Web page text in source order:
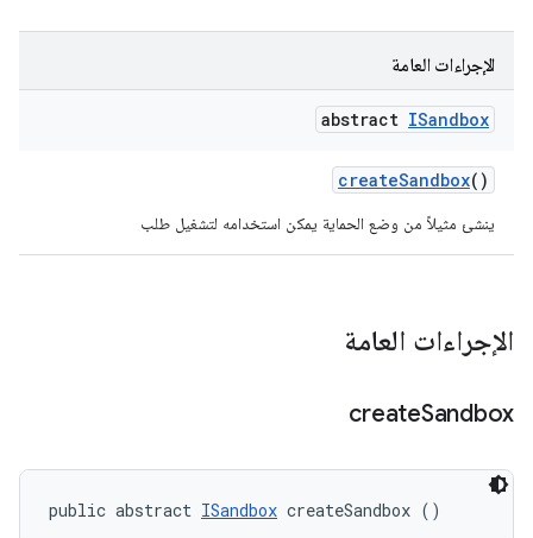
الإجراءات العامة
abstract ISandbox
createSandbox()
ينشئ مثيلاً من وضع الحماية يمكن استخدامه لتشغيل طلب
الإجراءات العامة
createSandbox
public abstract ISandbox createSandbox ()